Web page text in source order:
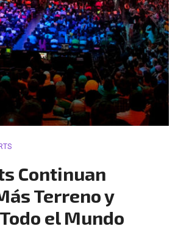
Continuan
Terreno y
el Mundo